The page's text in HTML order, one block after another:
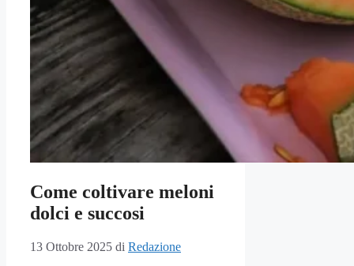
Come coltivare meloni
dolci e succosi
13 Ottobre 2025 di Redazione